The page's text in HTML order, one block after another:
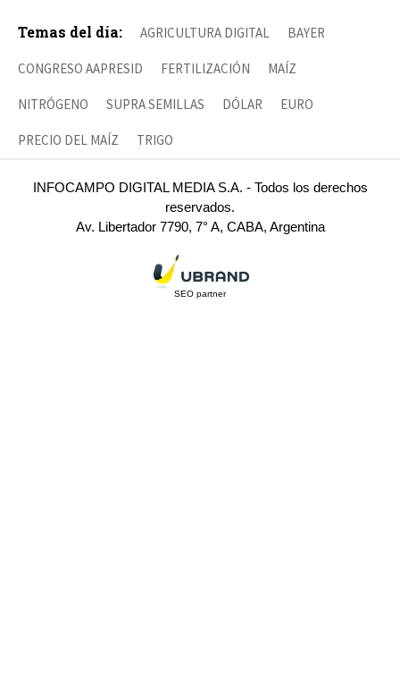
Temas del día: AGRICULTURA DIGITAL BAYER
CONGRESO AAPRESID FERTILIZACIÓN MAÍZ
NITRÓGENO SUPRA SEMILLAS DÓLAR EURO
PRECIO DEL MAÍZ TRIGO
INFOCAMPO DIGITAL MEDIA S.A. - Todos los derechos
reservados.
Av. Libertador 7790, 7° A, CABA, Argentina
SEO partner